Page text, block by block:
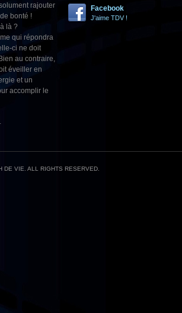
rajouter
bonté !
là ?
qui répondra
ci ne doit
au contraire,
éveiller en
et un
accomplir le
Facebook
J'aime TDV !
DE VIE. ALL RIGHTS RESERVED.